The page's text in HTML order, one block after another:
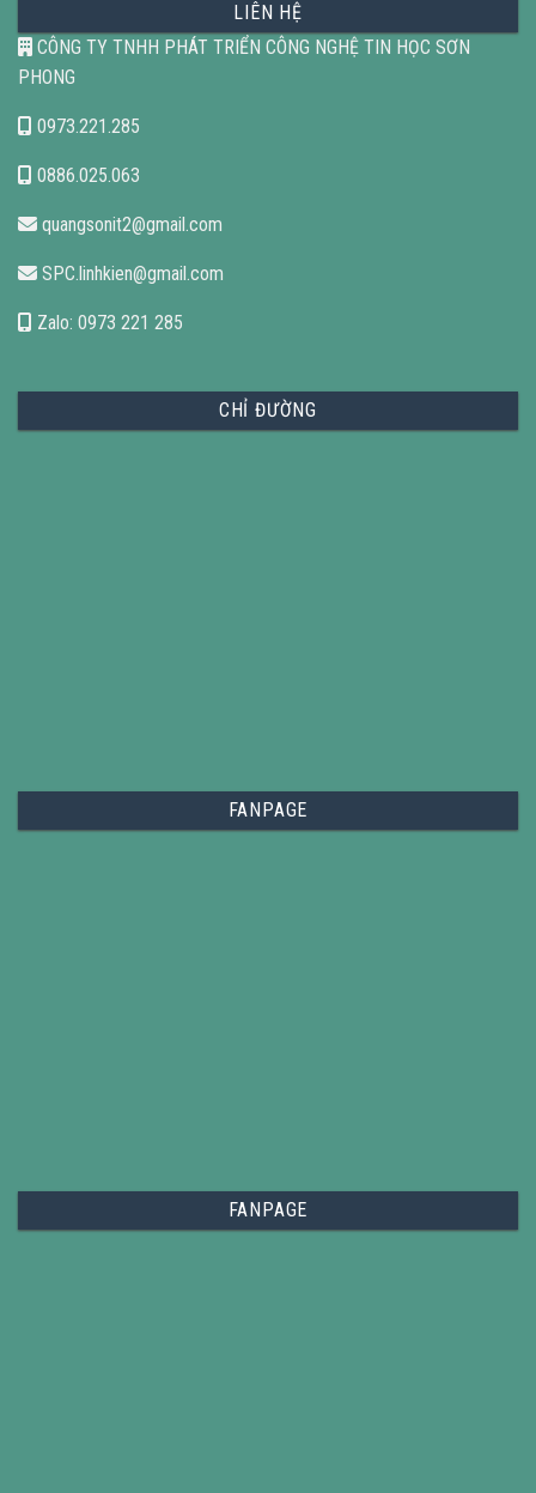
LIÊN HỆ
CÔNG TY TNHH PHÁT TRIỂN CÔNG NGHỆ TIN HỌC SƠN
PHONG
0973.221.285
0886.025.063
quangsonit2@gmail.com
SPC.linhkien@gmail.com
Zalo: 0973 221 285
CHỈ ĐƯỜNG
FANPAGE
FANPAGE